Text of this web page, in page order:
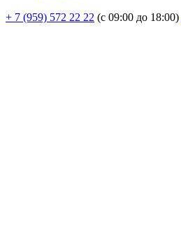
+ 7 (959) 572 22 22 (с 09:00 до 18:00)